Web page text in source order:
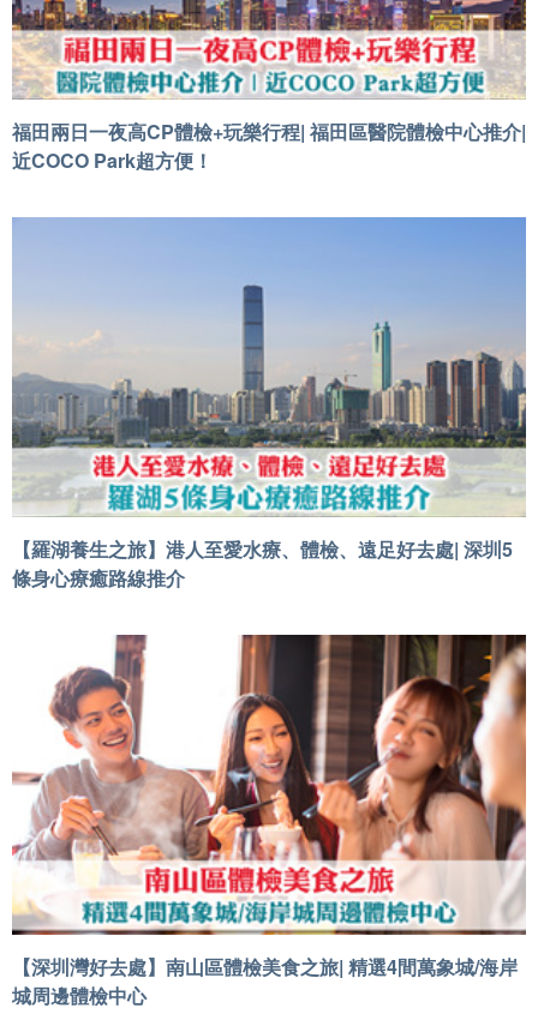
福田兩日一夜高CP體檢+玩樂行程| 福田區醫院體檢中心推介|
近COCO Park超方便！
【羅湖養生之旅】港人至愛水療、體檢、遠足好去處| 深圳5
條身心療癒路線推介
【深圳灣好去處】南山區體檢美食之旅| 精選4間萬象城/海岸
城周邊體檢中心